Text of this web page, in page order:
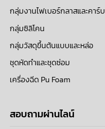
กลุ่มงานไฟเบอร์กลาสและคาร์
กลุ่มซิลิโคน
กลุ่มวัสดุขึ้นต้นแบบและหล่อ
ชุดหัดทำและชุดซ่อม
เครื่องฉีด Pu Foam
สอบถามผ่านไลน์